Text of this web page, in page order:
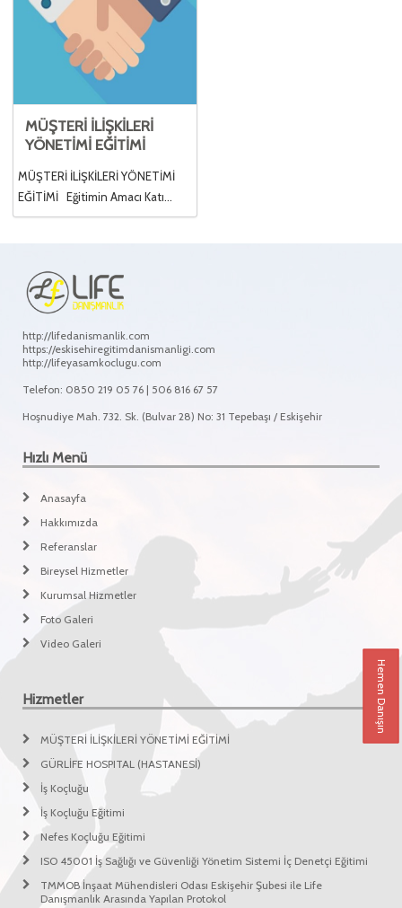
Hemen Danışın
MÜŞTERİ İLİŞKİLERİ
YÖNETİMİ EĞİTİMİ
MÜŞTERİ İLİŞKİLERİ YÖNETİMİ
EĞİTİMİ Eğitimin Amacı Katı...
http://lifedanismanlik.com
https://eskisehiregitimdanismanligi.com
http://lifeyasamkoclugu.com
Telefon: 0850 219 05 76 | 506 816 67 57
Hoşnudiye Mah. 732. Sk. (Bulvar 28) No: 31 Tepebaşı / Eskişehir
Hızlı Menü
Anasayfa
Hakkımızda
Referanslar
Bireysel Hizmetler
Kurumsal Hizmetler
Foto Galeri
Video Galeri
Hizmetler
MÜŞTERİ İLİŞKİLERİ YÖNETİMİ EĞİTİMİ
GÜRLİFE HOSPITAL (HASTANESİ)
İş Koçluğu
İş Koçluğu Eğitimi
Nefes Koçluğu Eğitimi
ISO 45001 İş Sağlığı ve Güvenliği Yönetim Sistemi İç Denetçi Eğitimi
TMMOB İnşaat Mühendisleri Odası Eskişehir Şubesi ile Life
Danışmanlık Arasında Yapılan Protokol